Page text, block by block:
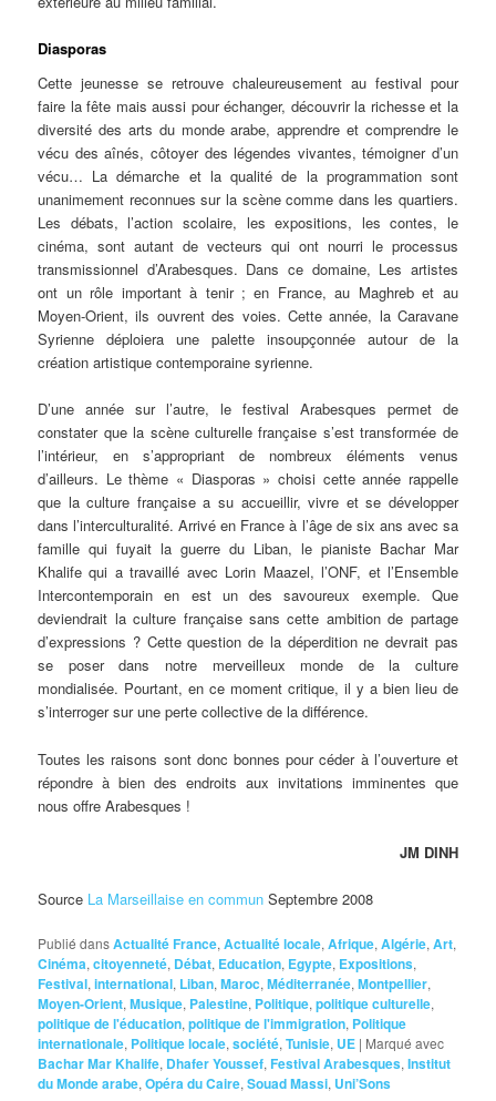
Diasporas
Cette jeunesse se retrouve chaleureusement au festival pour
faire la fête mais aussi pour échanger, découvrir la richesse et la
diversité des arts du monde arabe, apprendre et comprendre le
vécu des aînés, côtoyer des légendes vivantes, témoigner d’un
vécu… La démarche et la qualité de la programmation sont
unanimement reconnues sur la scène comme dans les quartiers.
Les débats, l’action scolaire, les expositions, les contes, le
cinéma, sont autant de vecteurs qui ont nourri le processus
transmissionnel d’Arabesques. Dans ce domaine, Les artistes
ont un rôle important à tenir ; en France, au Maghreb et au
Moyen-Orient, ils ouvrent des voies. Cette année, la Caravane
Syrienne déploiera une palette insoupçonnée autour de la
création artistique contemporaine syrienne.
D’une année sur l’autre, le festival Arabesques permet de
constater que la scène culturelle française s’est transformée de
l’intérieur, en s’appropriant de nombreux éléments venus
d’ailleurs. Le thème « Diasporas » choisi cette année rappelle
que la culture française a su accueillir, vivre et se développer
dans l’interculturalité. Arrivé en France à l’âge de six ans avec sa
famille qui fuyait la guerre du Liban, le pianiste Bachar Mar
Khalife qui a travaillé avec Lorin Maazel, l’ONF, et l’Ensemble
Intercontemporain en est un des savoureux exemple. Que
deviendrait la culture française sans cette ambition de partage
d’expressions ? Cette question de la déperdition ne devrait pas
se poser dans notre merveilleux monde de la culture
mondialisée. Pourtant, en ce moment critique, il y a bien lieu de
s’interroger sur une perte collective de la différence.
Toutes les raisons sont donc bonnes pour céder à l’ouverture et
répondre à bien des endroits aux invitations imminentes que
nous offre Arabesques !
JM DINH
Source La Marseillaise en commun Septembre 2008
Publié dansActualité France,Actualité locale,Afrique,Algérie,Art,
Cinéma,citoyenneté, Débat, Education, Egypte, Expositions,
Festival,international, Liban,Maroc,Méditerranée,Montpellier,
Moyen-Orient,Musique, Palestine, Politique,politique culturelle,
politique de l'éducation,politique de l'immigration, Politique
internationale, Politique locale,société,Tunisie, UE | Marqué avec
Bachar Mar Khalife, Dhafer Youssef,Festival Arabesques,Institut
du Monde arabe,Opéra du Caire,Souad Massi, Uni’Sons